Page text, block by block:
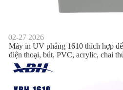
02-27 2026
Máy in UV phẳng 1610 thích hợp
điện thoại, bút, PVC, acrylic, chai